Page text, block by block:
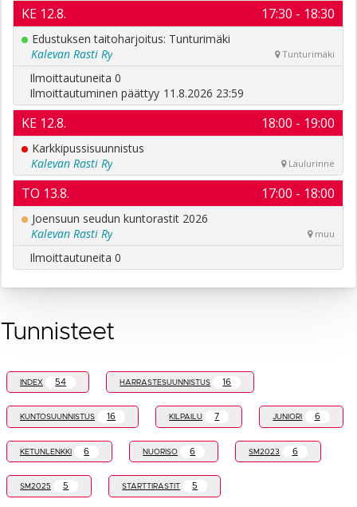
Tunnisteet
INDEX 54 HARRASTESUUNNISTUS 16
KUNTOSUUNNISTUS 16 KILPAILU 7 JUNIORI 6
KETUNLENKKI 6 NUORISO 6 SM2023 6
SM2025 5 STARTTIRASTIT 5